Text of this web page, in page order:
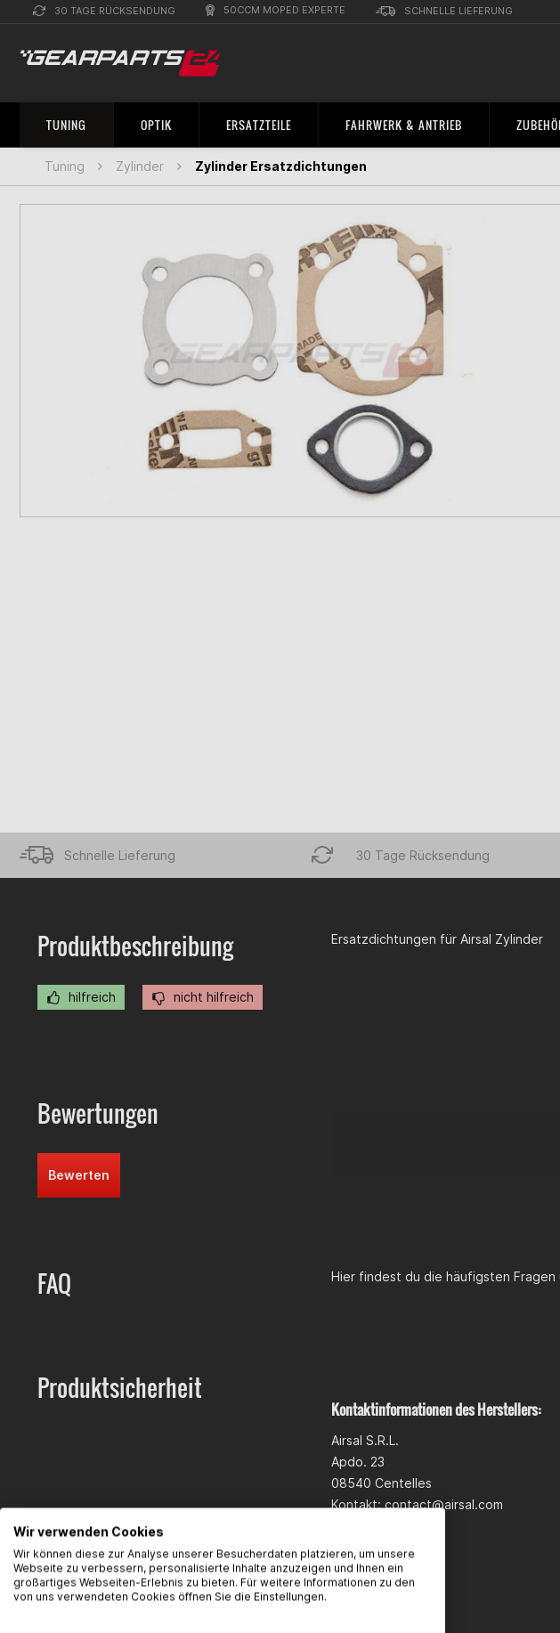
30 TAGE RÜCKSENDUNG 50CCM MOPED EXPERTE SCHNELLE LIEFERUNG
TUNING OPTIK ERSATZTEILE FAHRWERK & ANTRIEB
Tuning Zylinder Zylinder Ersatzdichtungen
Schnelle Lieferung 30 Tage Rücksendung
Produktbeschreibung
hilfreich nicht hilfreich
Ersatzdichtungen für Airsal Zylinder
Bewertungen
Bewerten
FAQ Hier findest du die häufigsten
Produktsicherheit
Kontaktinformationen des Herstellers:
Airsal S.R.L.
Apdo. 23
08540 Centelles
Kontakt:contact@airsal.com
Wir verwenden Cookies
Wir können diese zur Analyse unserer Besucherdaten platzieren, um unsere
Webseite zu verbessern, personalisierte Inhalte anzuzeigen und Ihnen ein
großartiges Webseiten-Erlebnis zu bieten. Für weitere Informationen zu den
von uns verwendeten Cookies öffnen Sie die Einstellungen.